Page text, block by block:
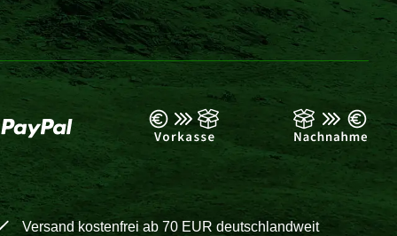
Versand kostenfrei ab 70 EUR deutschlandweit